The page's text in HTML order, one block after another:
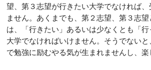
望、第３志望が行きたい大学でなければ、
ません。あくまでも、第２志望、第３志
は、「行きたい」あるいは少なくとも「行
大学でなければいけません。そうでない
で勉強に励むやる気が生まれませんし、楽